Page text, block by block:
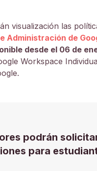
visualización las
Administración de
desde el 06 de
Workspace
podrán
para